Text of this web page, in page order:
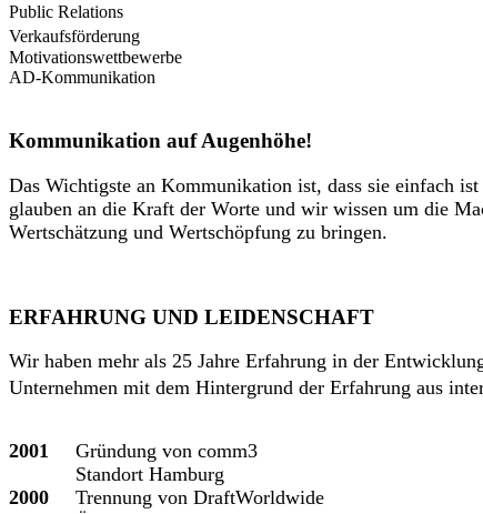
Public Relations
Verkaufsförderung
Motivationswettbewerbe
AD-Kommunikation
Kommunikation auf Augenhöhe!
Das Wichtigste an Kommunikation ist, dass sie einfach
glauben an die Kraft der Worte und wir wissen um die
Wertschätzung und Wertschöpfung zu bringen.
ERFAHRUNG UND LEIDENSCHAFT
Wir haben mehr als 25 Jahre Erfahrung in der
Unternehmen mit dem Hintergrund der Erfahrung aus
2001
Gründung von comm3
Standort Hamburg
2000
Trennung von DraftWorldwide